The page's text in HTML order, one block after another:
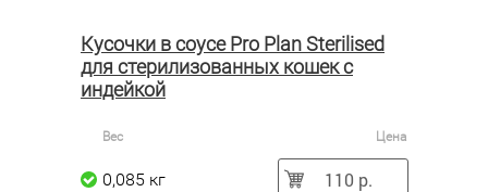
Кусочки в соусе Pro Plan Sterilised
для стерилизованных кошек с
индейкой
Вес Цена
0,085 кг 110 р.